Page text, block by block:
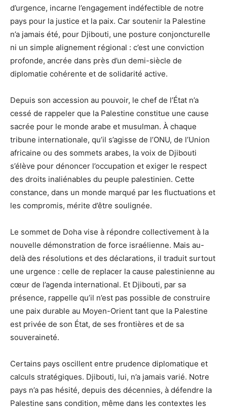
d’urgence, incarne l’engagement indéfectible de notre
pays pour la justice et la paix. Car soutenir la Palestine
n’a jamais été, pour Djibouti, une posture conjoncturelle
ni un simple alignement régional : c’est une conviction
profonde, ancrée dans près d’un demi-siècle de
diplomatie cohérente et de solidarité active.
Depuis son accession au pouvoir, le chef de l’État n’a
cessé de rappeler que la Palestine constitue une cause
sacrée pour le monde arabe et musulman. À chaque
tribune internationale, qu’il s’agisse de l’ONU, de l’Union
africaine ou des sommets arabes, la voix de Djibouti
s’élève pour dénoncer l’occupation et exiger le respect
des droits inaliénables du peuple palestinien. Cette
constance, dans un monde marqué par les fluctuations et
les compromis, mérite d’être soulignée.
Le sommet de Doha vise à répondre collectivement à la
nouvelle démonstration de force israélienne. Mais au-
delà des résolutions et des déclarations, il traduit surtout
une urgence : celle de replacer la cause palestinienne au
cœur de l’agenda international. Et Djibouti, par sa
présence, rappelle qu’il n’est pas possible de construire
une paix durable au Moyen-Orient tant que la Palestine
est privée de son État, de ses frontières et de sa
souveraineté.
Certains pays oscillent entre prudence diplomatique et
calculs stratégiques. Djibouti, lui, n’a jamais varié. Notre
pays n’a pas hésité, depuis des décennies, à défendre la
Palestine sans condition, même dans les contextes les